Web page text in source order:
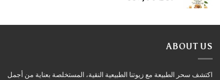
ABOUT US
اكتشف سحر الطبيعة مع زيوتنا الطبيعية النقية، المستخلصة بعناية من أجمل